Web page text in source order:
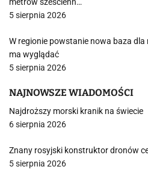
5 sierpnia 2026
W regionie powstanie nowa baza
ma wyglądać
5 sierpnia 2026
NAJNOWSZE WIADOMOŚCI
Najdroższy morski kranik na świecie
6 sierpnia 2026
Znany rosyjski konstruktor dronów
5 sierpnia 2026